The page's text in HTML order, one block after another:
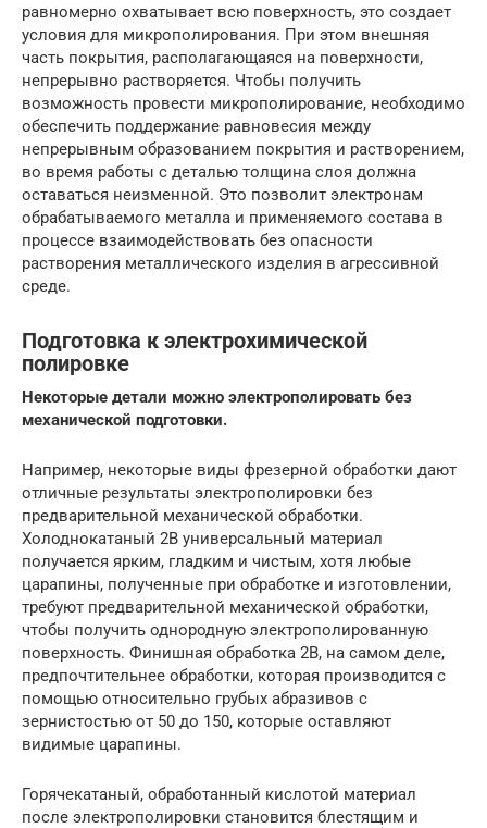
равномерно охватывает всю поверхность, это создает
условия для микрополирования. При этом внешняя
часть покрытия, располагающаяся на поверхности,
непрерывно растворяется. Чтобы получить
возможность провести микрополирование, необходимо
обеспечить поддержание равновесия между
непрерывным образованием покрытия и растворением,
во время работы с деталью толщина слоя должна
оставаться неизменной. Это позволит электронам
обрабатываемого металла и применяемого состава в
процессе взаимодействовать без опасности
растворения металлического изделия в агрессивной
среде.
Подготовка к электрохимической
полировке
Некоторые детали можно электрополировать без
механической подготовки.
Например, некоторые виды фрезерной обработки дают
отличные результаты электрополировки без
предварительной механической обработки.
Холоднокатаный 2B универсальный материал
получается ярким, гладким и чистым, хотя любые
царапины, полученные при обработке и изготовлении,
требуют предварительной механической обработки,
чтобы получить однородную электрополированную
поверхность. Финишная обработка 2B, на самом деле,
предпочтительнее обработки, которая производится с
помощью относительно грубых абразивов с
зернистостью от 50 до 150, которые оставляют
видимые царапины.
Горячекатаный, обработанный кислотой материал
после электрополировки становится блестящим и